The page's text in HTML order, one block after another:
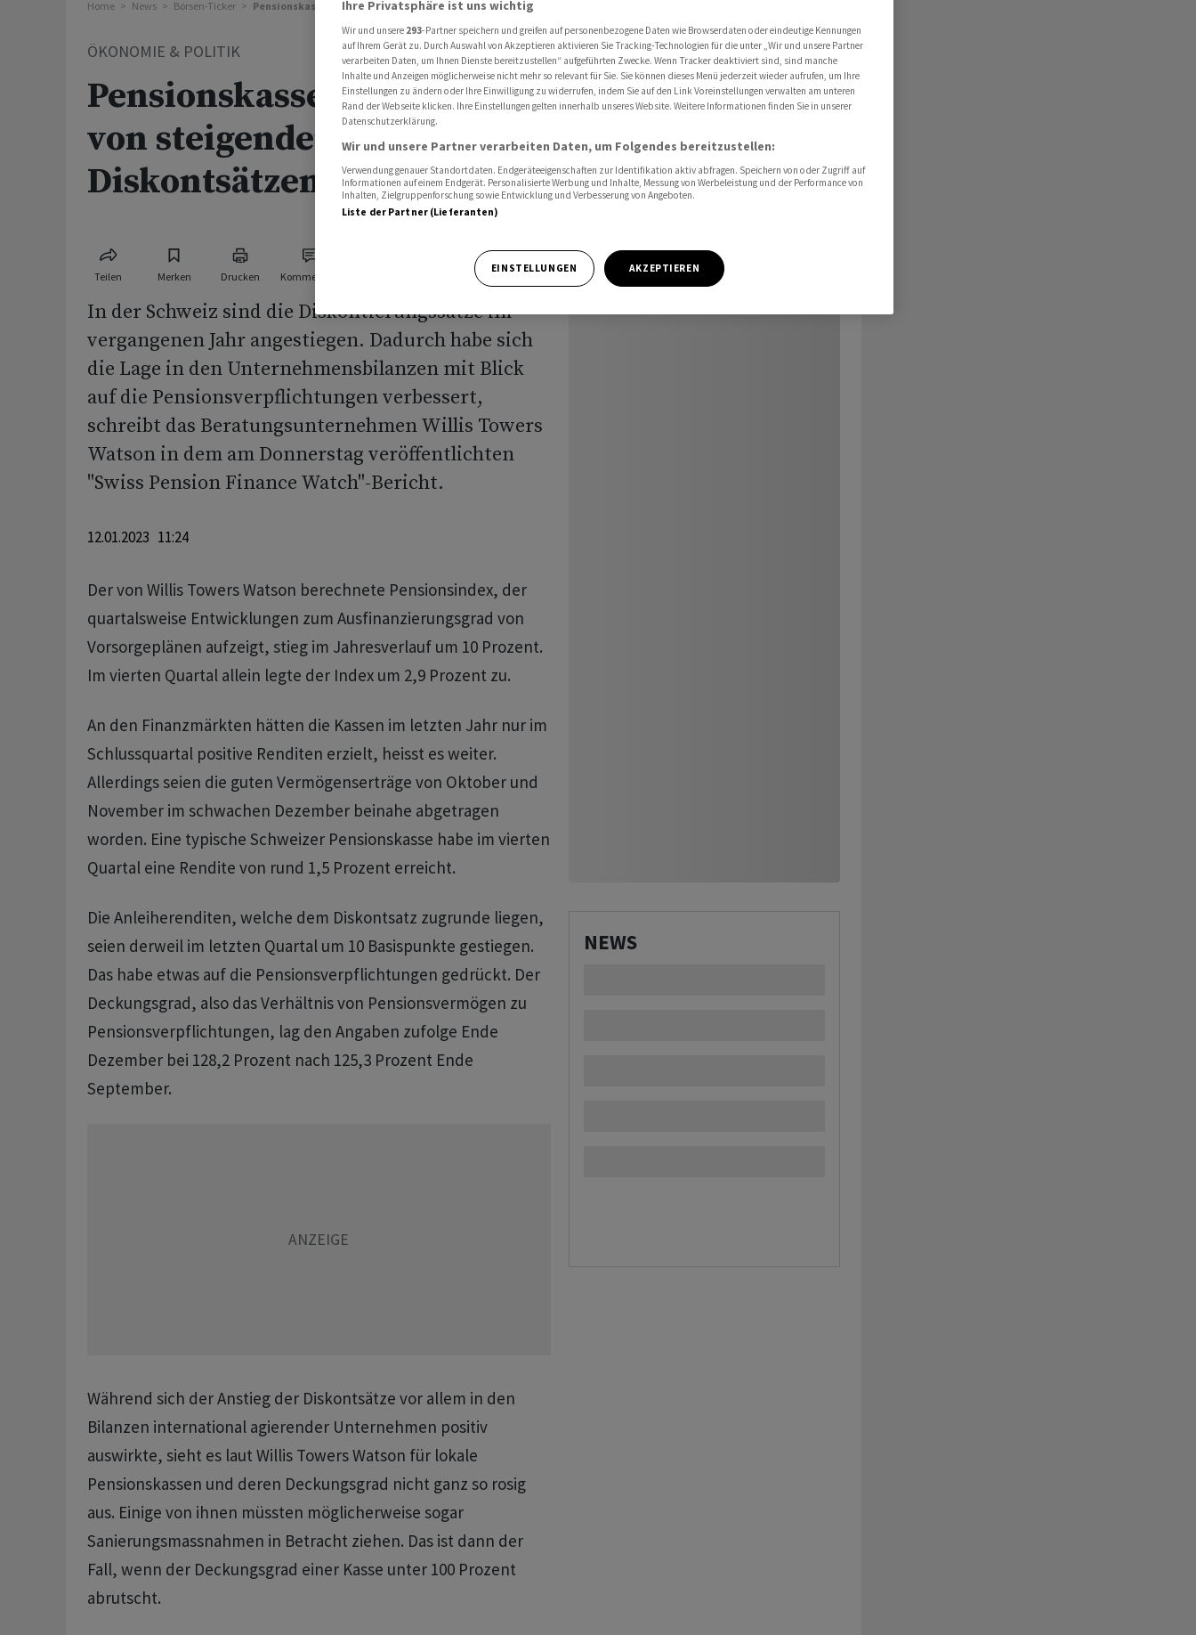
Home News Börsen-Ticker Pensionskassen profitieren von steigenden Diskontsätzen
ÖKONOMIE & POLITIK
Pensionskassen profitieren
von steigenden
Diskontsätzen
Teilen Merken Drucken Kommentare
In der Schweiz sind die Diskontierungssätze im
vergangenen Jahr angestiegen. Dadurch habe sich
die Lage in den Unternehmensbilanzen mit Blick
auf die Pensionsverpflichtungen verbessert,
schreibt das Beratungsunternehmen Willis Towers
Watson in dem am Donnerstag veröffentlichten
"Swiss Pension Finance Watch"-Bericht.
12.01.2023 11:24
Der von Willis Towers Watson berechnete Pensionsindex, der
quartalsweise Entwicklungen zum Ausfinanzierungsgrad von
Vorsorgeplänen aufzeigt, stieg im Jahresverlauf um 10 Prozent.
Im vierten Quartal allein legte der Index um 2,9 Prozent zu.
An den Finanzmärkten hätten die Kassen im letzten Jahr nur im
Schlussquartal positive Renditen erzielt, heisst es weiter.
Allerdings seien die guten Vermögenserträge von Oktober und
November im schwachen Dezember beinahe abgetragen
worden. Eine typische Schweizer Pensionskasse habe im vierten
Quartal eine Rendite von rund 1,5 Prozent erreicht.
Die Anleiherenditen, welche dem Diskontsatz zugrunde liegen,
seien derweil im letzten Quartal um 10 Basispunkte gestiegen.
Das habe etwas auf die Pensionsverpflichtungen gedrückt. Der
Deckungsgrad, also das Verhältnis von Pensionsvermögen zu
Pensionsverpflichtungen, lag den Angaben zufolge Ende
Dezember bei 128,2 Prozent nach 125,3 Prozent Ende
September.
Während sich der Anstieg der Diskontsätze vor allem in den
Bilanzen international agierender Unternehmen positiv
auswirkte, sieht es laut Willis Towers Watson für lokale
Pensionskassen und deren Deckungsgrad nicht ganz so rosig
aus. Einige von ihnen müssten möglicherweise sogar
Sanierungsmassnahmen in Betracht ziehen. Das ist dann der
Fall, wenn der Deckungsgrad einer Kasse unter 100 Prozent
abrutscht.
NEWS
Ihre Privatsphäre ist uns wichtig
Wir und unsere 293-Partner speichern und greifen auf personenbezogene Daten wie Browserdaten oder eindeutige Kennungen
auf Ihrem Gerät zu. Durch Auswahl von Akzeptieren aktivieren Sie Tracking-Technologien für die unter „Wir und unsere Partner
verarbeiten Daten, um Ihnen Dienste bereitzustellen“ aufgeführten Zwecke. Wenn Tracker deaktiviert sind, sind manche
Inhalte und Anzeigen möglicherweise nicht mehr so relevant für Sie. Sie können dieses Menü jederzeit wieder aufrufen, um Ihre
Einstellungen zu ändern oder Ihre Einwilligung zu widerrufen, indem Sie auf den Link Voreinstellungen verwalten am unteren
Rand der Webseite klicken. Ihre Einstellungen gelten innerhalb unseres Website. Weitere Informationen finden Sie in unserer
Datenschutzerklärung.
Wir und unsere Partner verarbeiten Daten, um Folgendes bereitzustellen:
Verwendung genauer Standortdaten. Endgeräteeigenschaften zur Identifikation aktiv abfragen. Speichern von oder Zugriff auf
Informationen auf einem Endgerät. Personalisierte Werbung und Inhalte, Messung von Werbeleistung und der Performance von
Inhalten, Zielgruppenforschung sowie Entwicklung und Verbesserung von Angeboten.
Liste der Partner (Lieferanten)
EINSTELLUNGEN AKZEPTIEREN